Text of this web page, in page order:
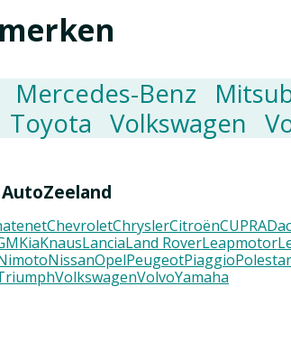
Mercedes-Benz
Toyota Volkswagen
ChevroletChryslerCitroënCUPRA
KiaKnausLanciaLand RoverLeapmotor
NissanOpelPeugeotPiaggioPolestar
VolkswagenVolvoYamaha